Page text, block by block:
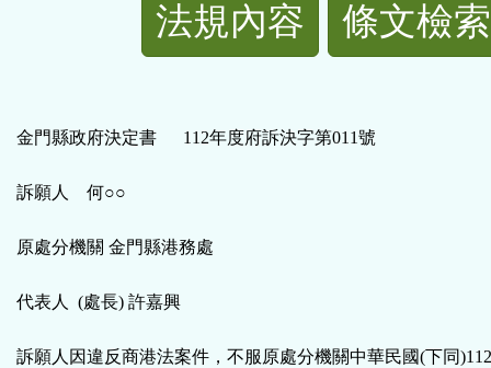
鈕
法規內容 條文檢索
金門縣政府決定書 112年度府訴決字第011號
訴願人 何○○
原處分機關 金門縣港務處
代表人 (處長) 許嘉興
訴願人因違反商港法案件，不服原處分機關中華民國(下同